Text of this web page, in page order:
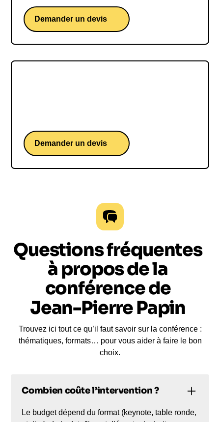
Demander un devis
Demander un devis
Questions fréquentes
à propos de la
conférence de
Jean-Pierre Papin
Trouvez ici tout ce qu’il faut savoir sur la conférence :
thématiques, formats… pour vous aider à faire le bon
choix.
Combien coûte l’intervention ?
Le budget dépend du format (keynote, table ronde,